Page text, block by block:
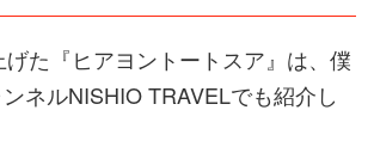
た『ヒアヨントートスア』は、僕
ネルNISHIO TRAVELでも紹介し